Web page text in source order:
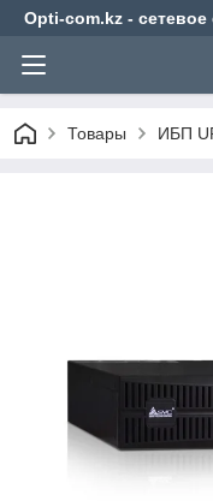
Opti-com.kz -
Товары ИБП